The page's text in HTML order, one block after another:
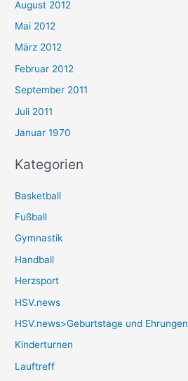
August 2012
Mai 2012
März 2012
Februar 2012
September 2011
Juli 2011
Januar 1970
Kategorien
Basketball
Fußball
Gymnastik
Handball
Herzsport
HSV.news
HSV.news>Geburtstage und Ehrungen
Kinderturnen
Lauftreff